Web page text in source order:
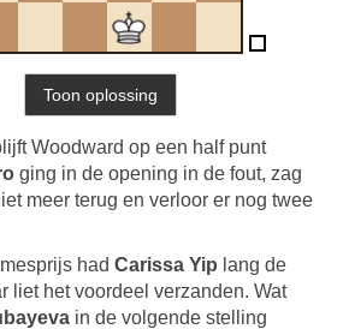
Woodward op een half punt
ging in de opening in de fout, zag
meer terug en verloor er nog twee
had Carissa Yip lang de
liet het voordeel verzanden. Wat
in de volgende stelling